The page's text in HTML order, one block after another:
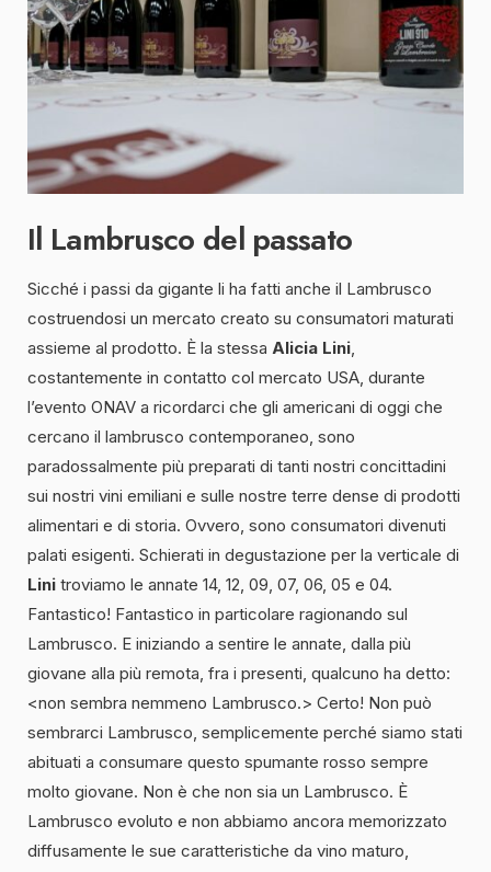
Il Lambrusco del passato
Sicché i passi da gigante li ha fatti anche il Lambrusco
costruendosi un mercato creato su consumatori maturati
assieme al prodotto. È la stessa Alicia Lini,
costantemente in contatto col mercato USA, durante
l’evento ONAV a ricordarci che gli americani di oggi che
cercano il lambrusco contemporaneo, sono
paradossalmente più preparati di tanti nostri concittadini
sui nostri vini emiliani e sulle nostre terre dense di prodotti
alimentari e di storia. Ovvero, sono consumatori divenuti
palati esigenti. Schierati in degustazione per la verticale di
Lini troviamo le annate 14, 12, 09, 07, 06, 05 e 04.
Fantastico! Fantastico in particolare ragionando sul
Lambrusco. E iniziando a sentire le annate, dalla più
giovane alla più remota, fra i presenti, qualcuno ha detto:
<non sembra nemmeno Lambrusco.> Certo! Non può
sembrarci Lambrusco, semplicemente perché siamo stati
abituati a consumare questo spumante rosso sempre
molto giovane. Non è che non sia un Lambrusco. È
Lambrusco evoluto e non abbiamo ancora memorizzato
diffusamente le sue caratteristiche da vino maturo,